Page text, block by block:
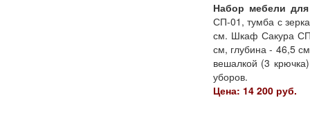
Набор мебели
СП-01, тумба с
см. Шкаф Сакура
см, глубина - 46,5
вешалкой (3
уборов.
Цена: 14 200 руб.